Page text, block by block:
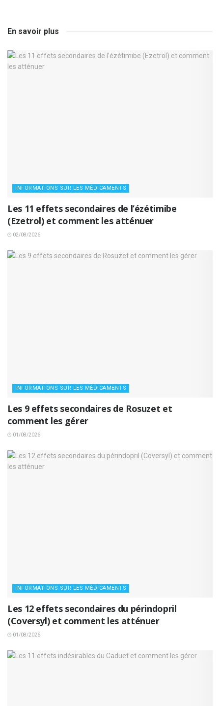
En savoir plus
INFORMATIONS SUR LES MÉDICAMENTS
Les 11 effets secondaires de l’ézétimibe
(Ezetrol) et comment les atténuer
02/08/2026
INFORMATIONS SUR LES MÉDICAMENTS
Les 9 effets secondaires de Rosuzet et
comment les gérer
01/08/2026
INFORMATIONS SUR LES MÉDICAMENTS
Les 12 effets secondaires du périndopril
(Coversyl) et comment les atténuer
01/08/2026